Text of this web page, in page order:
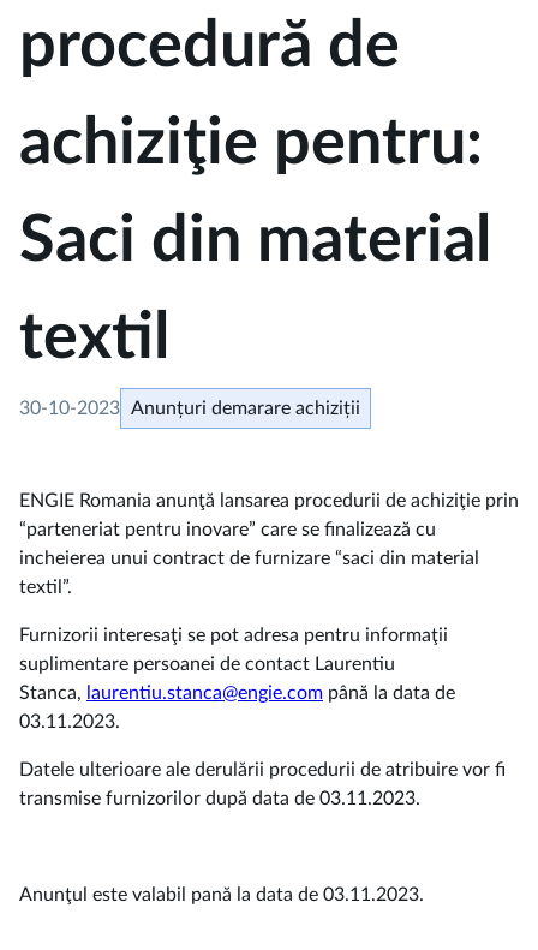
procedură de
achiziţie pentru:
Saci din material
textil
30-10-2023 Anunțuri demarare achiziții
ENGIE Romania anunţă lansarea procedurii de achiziţie prin
“parteneriat pentru inovare” care se finalizează cu
incheierea unui contract de furnizare “saci din material
textil”.
Furnizorii interesaţi se pot adresa pentru informaţii
suplimentare persoanei de contact Laurentiu
Stanca, laurentiu.stanca@engie.com până la data de
03.11.2023.
Datele ulterioare ale derulării procedurii de atribuire vor fi
transmise furnizorilor după data de 03.11.2023.
Anunţul este valabil pană la data de 03.11.2023.